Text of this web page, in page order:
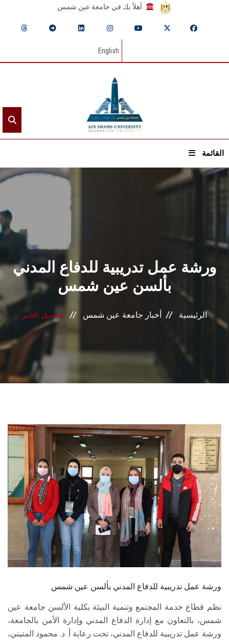
أهلاً بك في جامعة عين شمس
English
القائمة
الرئيسيـة
عن الجامعة
القطاعـات
الشئون الأكاديمية
البحث العلمي
الرعاية الصحية
المراكز والوحدات
الأنظمة الذكية
تواصل معنا
الطلاب
هيئة التدريس
الدراسات العليا
الخريجين
الزائـرون
سجل الان
ورشة عمل تدريبية للدفاع المدني
بألسن عين شمس
الرئيسية أخبار جامعة عين شمس تفاصيل الخبر
ورشة عمل تدريبية للدفاع المدني بألسن عين شمس
نظم قطاع خدمة المجتمع وتنمية البيئة بكلية الألسن جامعة عين
شمس، بالتعاون مع إدارة الدفاع المدني وإدارة الأمن بالجامعة،
ورشة عمل تدريبية للدفاع المدني، تحت رعاية أ. د. محمود المتيني،